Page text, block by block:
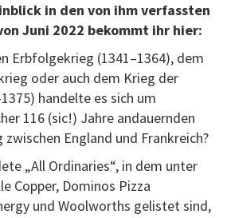
in den von ihm verfassten
Juni 2022 bekommt ihr hier:
Erbfolgekrieg (1341–1364), dem
oder auch dem Krieg der
handelte es sich um
116 (sic!) Jahre andauernden
England und Frankreich?
„All Ordinaries“, in dem unter
Copper, Dominos Pizza
und Woolworths gelistet sind,